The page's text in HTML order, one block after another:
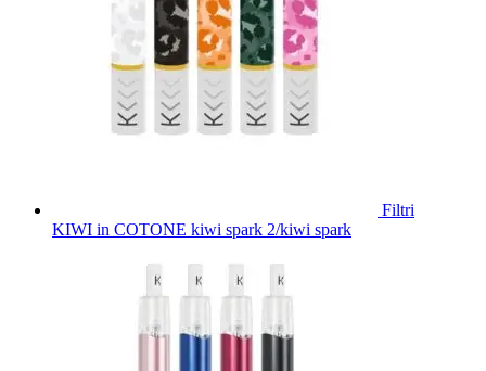
Filtri
KIWI in COTONE kiwi spark 2/kiwi spark